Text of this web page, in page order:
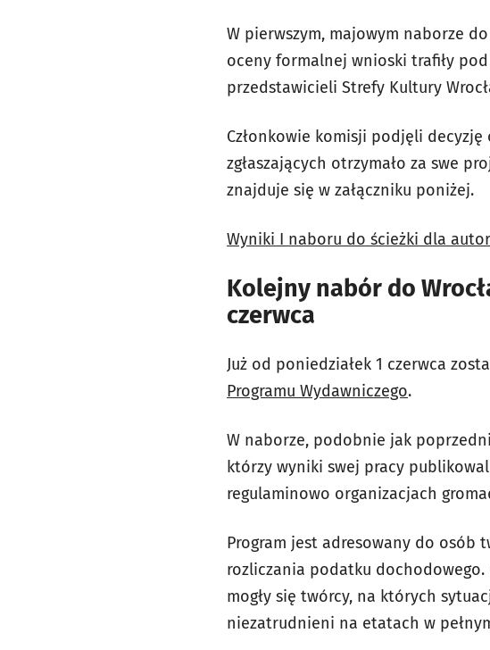
W pierwszym, majowym naborze
oceny formalnej wnioski trafiły
przedstawicieli Strefy Kultury
Członkowie komisji podjęli
zgłaszających otrzymało za swe
znajduje się w załączniku poniżej.
Wyniki I naboru do ścieżki dla
Kolejny nabór do
czerwca
Już od poniedziałek 1 czerwca
Programu Wydawniczego.
W naborze, podobnie jak
którzy wyniki swej pracy
regulaminowo organizacjach
Program jest adresowany do osób
rozliczania podatku
mogły się twórcy, na których
niezatrudnieni na etatach w